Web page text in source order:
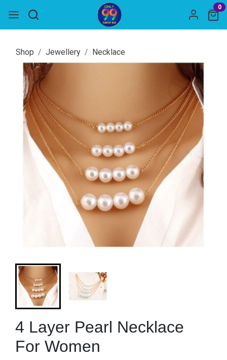
0
Shop Jewellery Necklace
4 Layer Pearl Necklace
For Women